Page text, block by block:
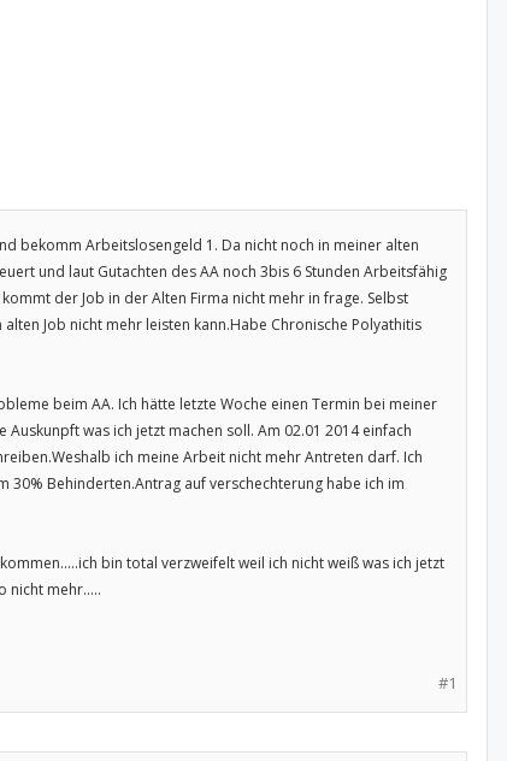
bekomm Arbeitslosengeld 1. Da nicht noch in meiner alten
und laut Gutachten des AA noch 3bis 6 Stunden Arbeitsfähig
der Job in der Alten Firma nicht mehr in frage. Selbst
Job nicht mehr leisten kann.Habe Chronische Polyathitis
beim AA. Ich hätte letzte Woche einen Termin bei meiner
was ich jetzt machen soll. Am 02.01 2014 einfach
ich meine Arbeit nicht mehr Antreten darf. Ich
30% Behinderten.Antrag auf verschechterung habe ich im
bin total verzweifelt weil ich nicht weiß was ich jetzt
nicht mehr.....
#1